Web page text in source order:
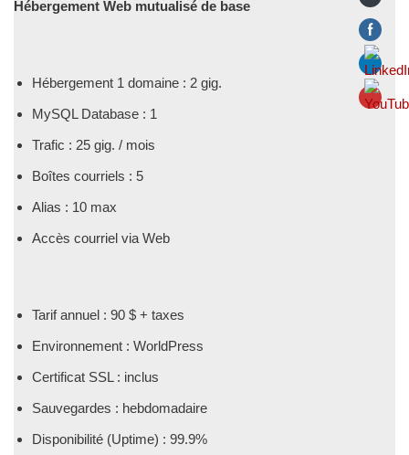
Hébergement Web mutualisé de base
Hébergement 1 domaine : 2 gig.
MySQL Database : 1
Trafic : 25 gig. / mois
Boîtes courriels : 5
Alias : 10 max
Accès courriel via Web
Tarif annuel : 90 $ + taxes
Environnement : WorldPress
Certificat SSL : inclus
Sauvegardes : hebdomadaire
Disponibilité (Uptime) : 99.9%